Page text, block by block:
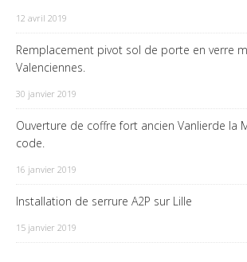
12 avril 2019
Remplacement pivot sol de porte en verre
Valenciennes.
30 janvier 2019
Ouverture de coffre fort ancien Vanlierde la
code.
16 janvier 2019
Installation de serrure A2P sur Lille
15 janvier 2019